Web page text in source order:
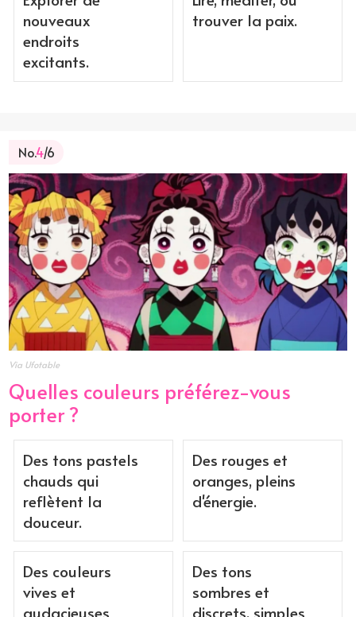
nouveaux
endroits
excitants.
trouver la paix.
No.4/6
Via Ufotable
Quelles couleurs préférez-vous
porter ?
Des tons pastels
chauds qui
reflètent la
douceur.
Des rouges et
oranges, pleins
d'énergie.
Des couleurs
vives et
audacieuses
Des tons
sombres et
discrets, simples